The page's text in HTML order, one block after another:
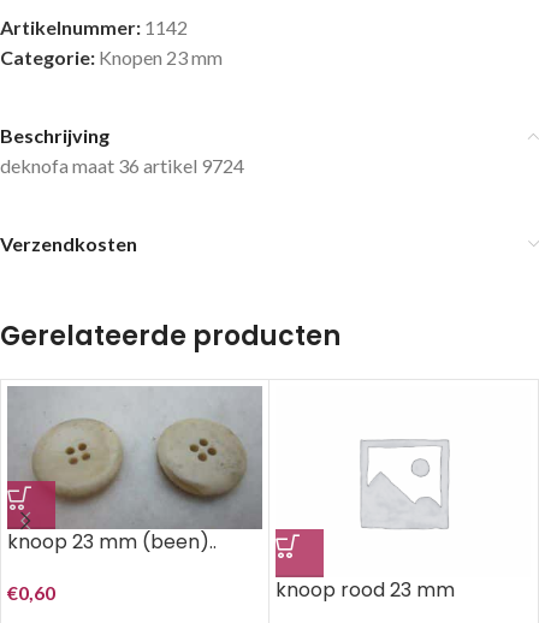
Artikelnummer: 1142
Categorie: Knopen 23 mm
Beschrijving
deknofa maat 36 artikel 9724
Verzendkosten
Gerelateerde producten
knoop 23 mm (been)..
€0,60 knoop rood 23 mm